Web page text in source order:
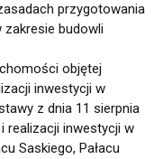
przygotowania
budowli
objętej
inwestycji w
z dnia 11 sierpnia
realizacji inwestycji w
Saskiego, Pałacu